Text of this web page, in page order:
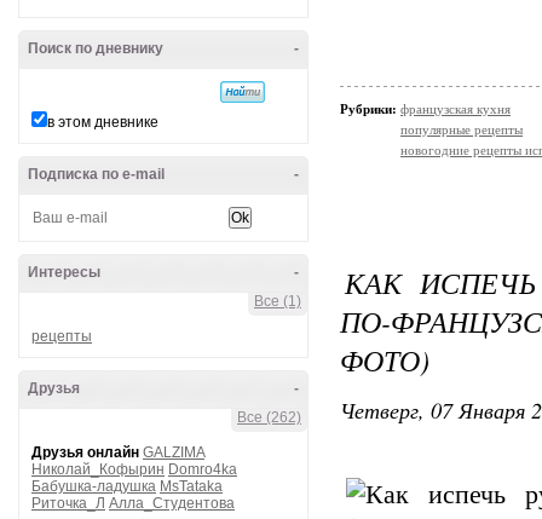
-
Поиск по дневнику
в этом дневнике
-
Подписка по e-mail
-
Интересы
Все (1)
рецепты
-
Друзья
Все (262)
Друзья онлайн GALZIMA
Николай_Кофырин Domro4ka
Бабушка-ладушка MsTataka
Риточка_Л Алла_Студентова
Рубрики: французская кухня
популярные рецепты
новогодние рецепты
КАК
ПО-
ФОТО)
Четверг, 07 Января